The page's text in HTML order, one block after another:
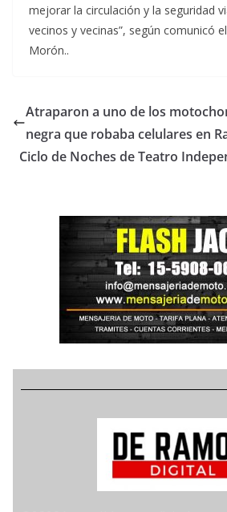
mejorar la circulación y la seguridad
vecinos y vecinas”, según comunicó
Morón..
Atraparon a uno de los
negra que robaba celulares en
Ciclo de Noches de Teatro